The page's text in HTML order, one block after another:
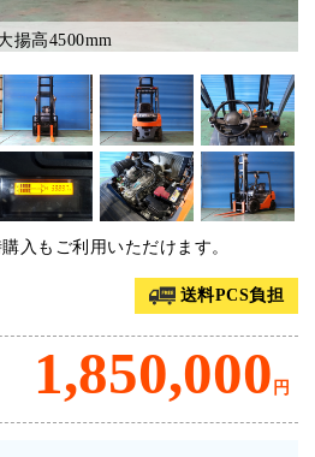
揚高4500mm
入もご利用いただけます。
送料PCS負担
1,850,000 円